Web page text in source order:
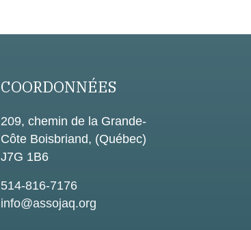
COORDONNÉES
209, chemin de la Grande-
Côte Boisbriand, (Québec)
J7G 1B6
514-816-7176
info@assojaq.org